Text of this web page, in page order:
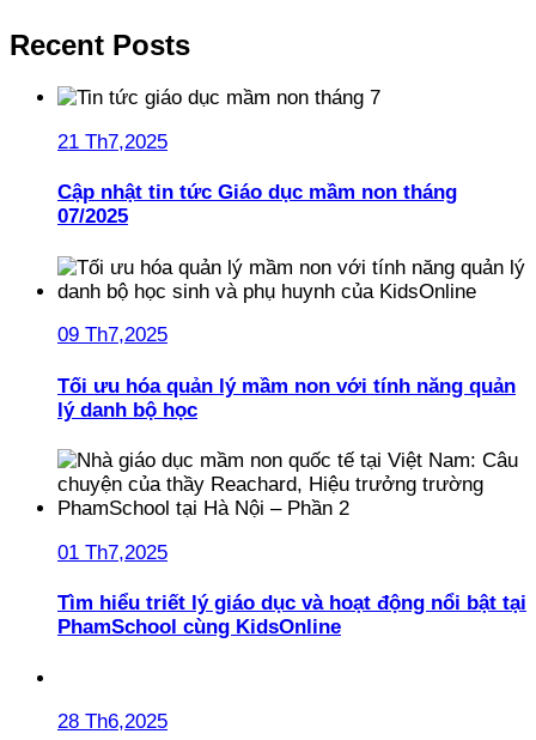
Recent Posts
21 Th7,2025
Cập nhật tin tức Giáo dục mầm non tháng
07/2025
09 Th7,2025
Tối ưu hóa quản lý mầm non với tính năng quản
lý danh bộ học
01 Th7,2025
Tìm hiểu triết lý giáo dục và hoạt động nổi bật tại
PhamSchool cùng KidsOnline
28 Th6,2025